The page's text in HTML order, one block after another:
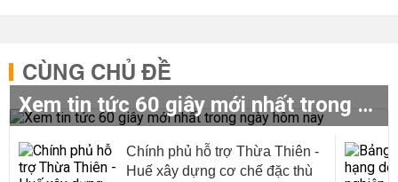
CÙNG CHỦ ĐỀ
Xem tin tức 60 giây mới nhất trong ngày hôm nay
Chính phủ hỗ trợ Thừa Thiên -
Huế xây dựng cơ chế đặc thù